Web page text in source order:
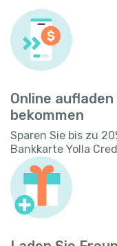
Online
bekommen
Sparen Sie bis zu
Bankkarte Yolla